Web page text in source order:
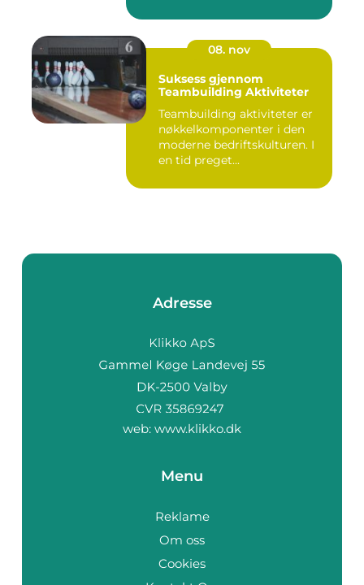
08. nov
Suksess gjennom
Teambuilding Aktiviteter
Teambuilding aktiviteter er
nøkkelkomponenter i den
moderne bedriftskulturen. I
en tid preget...
Adresse
web: www.klikko.dk
Menu
Reklame
Om oss
Cookies